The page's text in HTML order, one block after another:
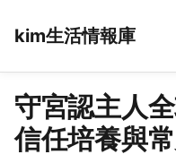
kim生活情報庫
守宮認主人
信任培養與